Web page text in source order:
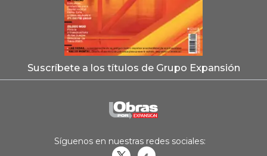
Suscríbete a los títulos de Grupo Expansión
Síguenos en nuestras redes sociales: